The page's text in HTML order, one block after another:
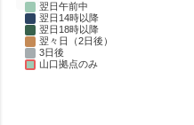
翌日午前中
翌日14時以降
翌日18時以降
翌々日（2日後）
3日後
山口拠点のみ